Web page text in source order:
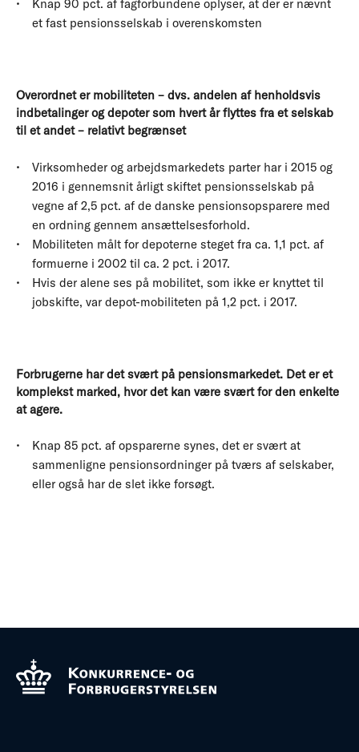
Knap 90 pct. af fagforbundene oplyser, at der er nævnt
et fast pensionsselskab i overenskomsten
Overordnet er mobiliteten – dvs. andelen af henholdsvis
indbetalinger og depoter som hvert år flyttes fra et selskab
til et andet – relativt begrænset
Virksomheder og arbejdsmarkedets parter har i 2015 og
2016 i gennemsnit årligt skiftet pensionsselskab på
vegne af 2,5 pct. af de danske pensionsopsparere med
en ordning gennem ansættelsesforhold.
Mobiliteten målt for depoterne steget fra ca. 1,1 pct. af
formuerne i 2002 til ca. 2 pct. i 2017.
Hvis der alene ses på mobilitet, som ikke er knyttet til
jobskifte, var depot-mobiliteten på 1,2 pct. i 2017.
Forbrugerne har det svært på pensionsmarkedet. Det er et
komplekst marked, hvor det kan være svært for den enkelte
at agere.
Knap 85 pct. af opsparerne synes, det er svært at
sammenligne pensionsordninger på tværs af selskaber,
eller også har de slet ikke forsøgt.